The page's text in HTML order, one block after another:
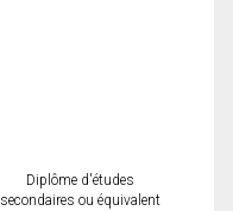
Diplôme d'études
secondaires ou équivalent